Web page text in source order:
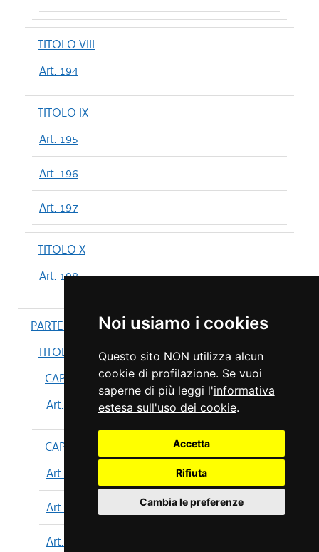
Noi usiamo i cookies
Questo sito NON utilizza alcun
cookie di profilazione. Se vuoi
saperne di più leggi l'informativa
estesa sull'uso dei cookie.
Accetta
Rifiuta
Cambia le preferenze
TITOLO VIII
Art. 194
TITOLO IX
Art. 195
Art. 196
Art. 197
TITOLO X
Art. 198
PARTE IV
TITOLO I
CAPO I
Art. 199
CAPO II
Art. 200
Art. 201
Art. 202